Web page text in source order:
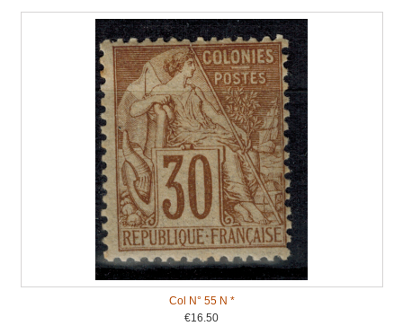
Col N° 55 N *
€16.50